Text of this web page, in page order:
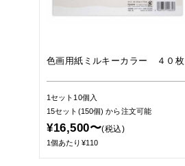
色画用紙ミルキーカラー ４０枚
1セット10個入
15セット(150個)から注文可能
¥16,500〜(税込)
1個あたり¥110